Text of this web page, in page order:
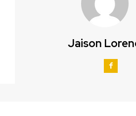
Jaison